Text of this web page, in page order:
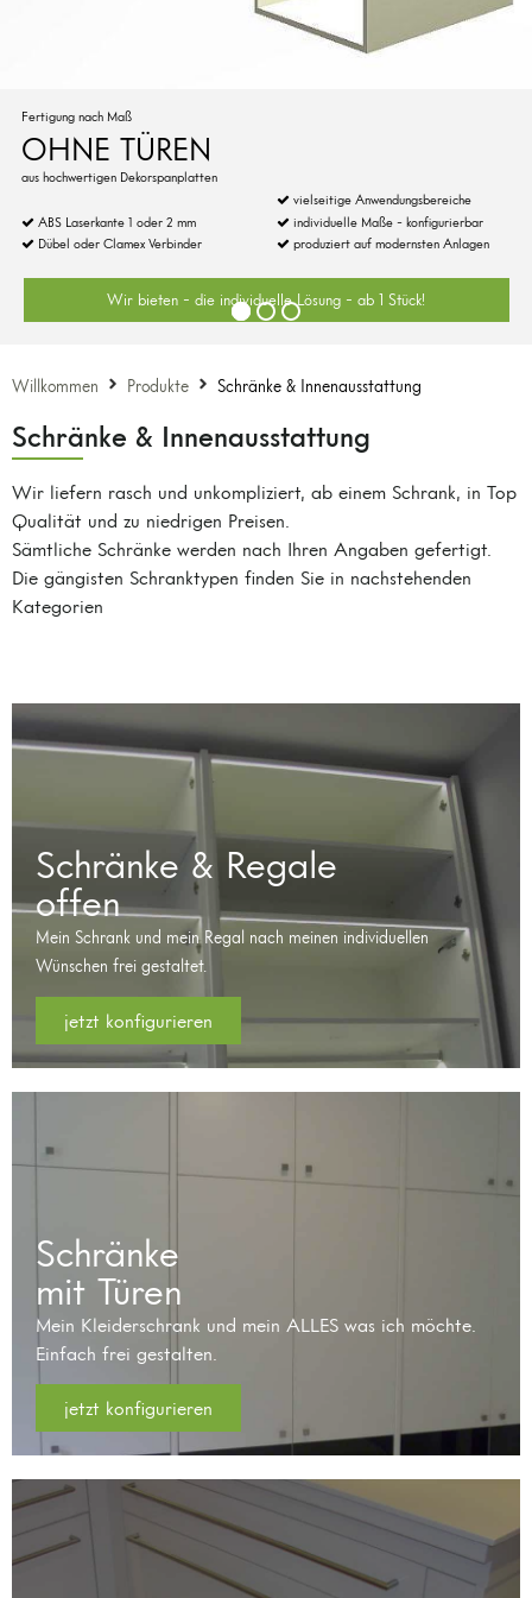
OHNE TÜREN
produziert auf modernsten Anlagen
Fertigung nach Maß
Dübel oder Clamex Verbinder
ABS Laserkante 1 oder 2 mm
Wir bieten - die individuelle Lösung - ab 1 Stück!
individuelle Maße - konfigurierbar
aus hochwertigen Dekorspanplatten
vielseitige Anwendungsbereiche
Willkommen Produkte Schränke & Innenausstattung
Schränke & Innenausstattung
Wir liefern rasch und unkompliziert, ab einem Schrank, in Top
Qualität und zu niedrigen Preisen.
Sämtliche Schränke werden nach Ihren Angaben gefertigt.
Die gängisten Schranktypen finden Sie in nachstehenden
Kategorien
Schränke & Regale
offen
Mein Schrank und mein Regal nach meinen individuellen
Wünschen frei gestaltet.
jetzt konfigurieren
Schränke
mit Türen
Mein Kleiderschrank und mein ALLES was ich möchte.
Einfach frei gestalten.
jetzt konfigurieren